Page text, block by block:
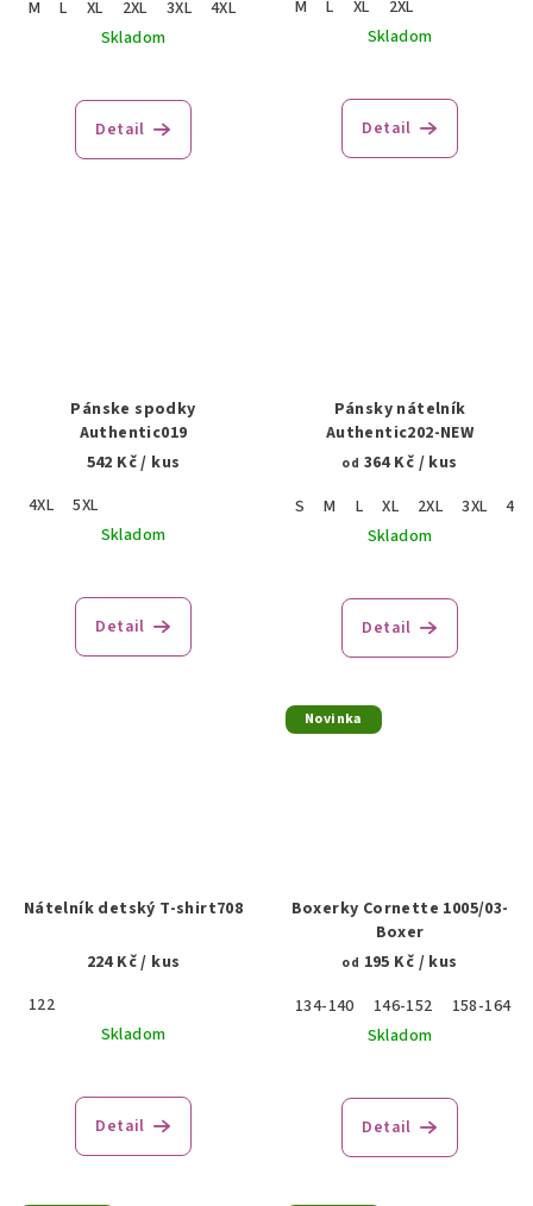
M L XL 2XL 3XL 4XL
Skladom
Detail
M L XL
2XL
Skladom
Detail
Pánske spodky
Authentic019
542 Kč/ kus
4XL
5XL
Skladom
Detail
Pánsky nátelník
Authentic202-NEW
od 364 Kč / kus
S
M L XL 2XL 3XL
4XL
Skladom
Detail
Nátelník detský T-shirt708
224 Kč/ kus
122
Skladom
Detail
Novinka
Boxerky Cornette 1005/03-
Boxer
od 195 Kč / kus
134-140
146-152 158-164
Skladom
Detail